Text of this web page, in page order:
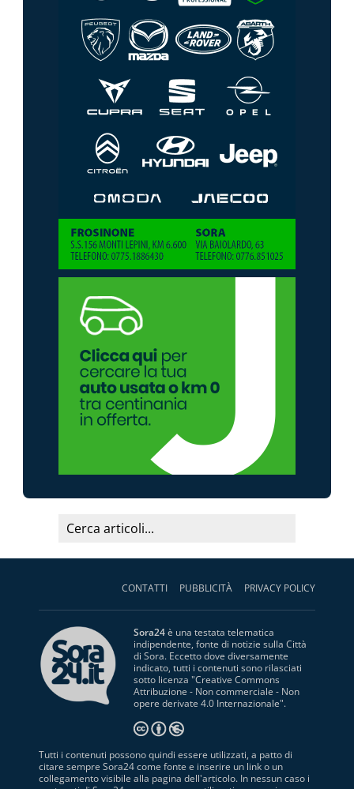
CONTATTI PUBBLICITÀ PRIVACY POLICY
Sora24è una testata telematica
indipendente, fonte di notizie sulla Città
di Sora. Eccetto dove diversamente
indicato, tutti i contenuti sono rilasciati
sotto licenza "Creative Commons
Attribuzione - Non commerciale - Non
opere derivate 4.0 Internazionale".
Tutti i contenuti possono quindi essere utilizzati, a patto di
citare sempre Sora24 come fonte e inserire un link o un
collegamento visibile alla pagina dell'articolo. In nessun caso i